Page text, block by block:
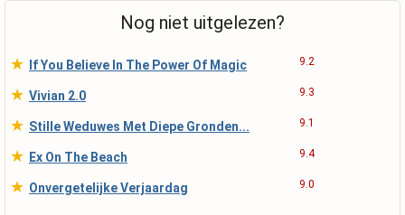
Nog niet uitgelezen?
★ If You Believe In The Power Of Magic 9.2
★ Vivian 2.0 9.3
★ Stille Weduwes Met Diepe Gronden... 9.1
★ Ex On The Beach 9.4
★ Onvergetelijke Verjaardag 9.0